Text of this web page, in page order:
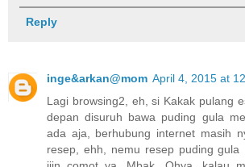
Reply
inge&arkan@mom April 4, 2015 at
Lagi browsing2, eh, si Kakak pulang
depan disuruh bawa puding gula
ada aja, berhubung internet masih
resep, ehh, nemu resep puding gula